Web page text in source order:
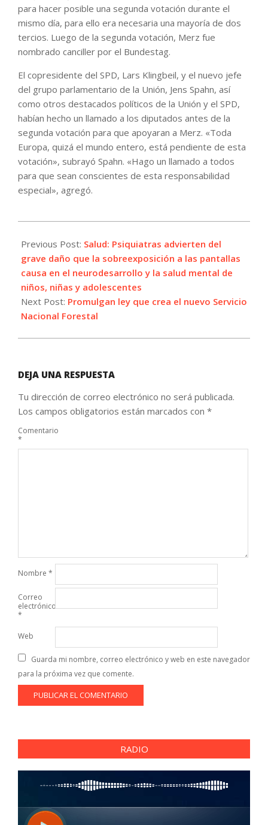
para hacer posible una segunda votación durante el
mismo día, para ello era necesaria una mayoría de dos
tercios. Luego de la segunda votación, Merz fue
nombrado canciller por el Bundestag.
El copresidente del SPD, Lars Klingbeil, y el nuevo jefe
del grupo parlamentario de la Unión, Jens Spahn, así
como otros destacados políticos de la Unión y el SPD,
habían hecho un llamado a los diputados antes de la
segunda votación para que apoyaran a Merz. «Toda
Europa, quizá el mundo entero, está pendiente de esta
votación», subrayó Spahn. «Hago un llamado a todos
para que sean conscientes de esta responsabilidad
especial», agregó.
05-
06
Previous Post: Salud: Psiquiatras advierten del
grave daño que la sobreexposición a las pantallas
causa en el neurodesarrollo y la salud mental de
niños, niñas y adolescentes
Next Post: Promulgan ley que crea el nuevo Servicio
Nacional Forestal
DEJA UNA RESPUESTA
Tu dirección de correo electrónico no será publicada.
Los campos obligatorios están marcados con *
Comentario
*
Nombre *
Correo
electrónico
*
Web
Guarda mi nombre, correo electrónico y web en este navegador
para la próxima vez que comente.
RADIO